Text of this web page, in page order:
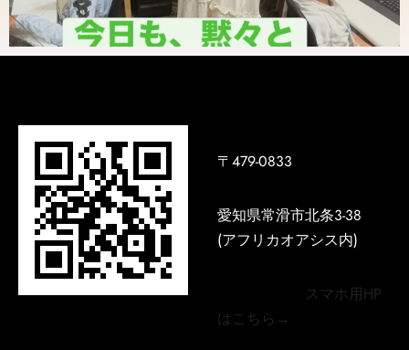
〒479-0833
愛知県常滑市北条3-38
(アフリカオアシス内)
スマホ用HP
はこちら→